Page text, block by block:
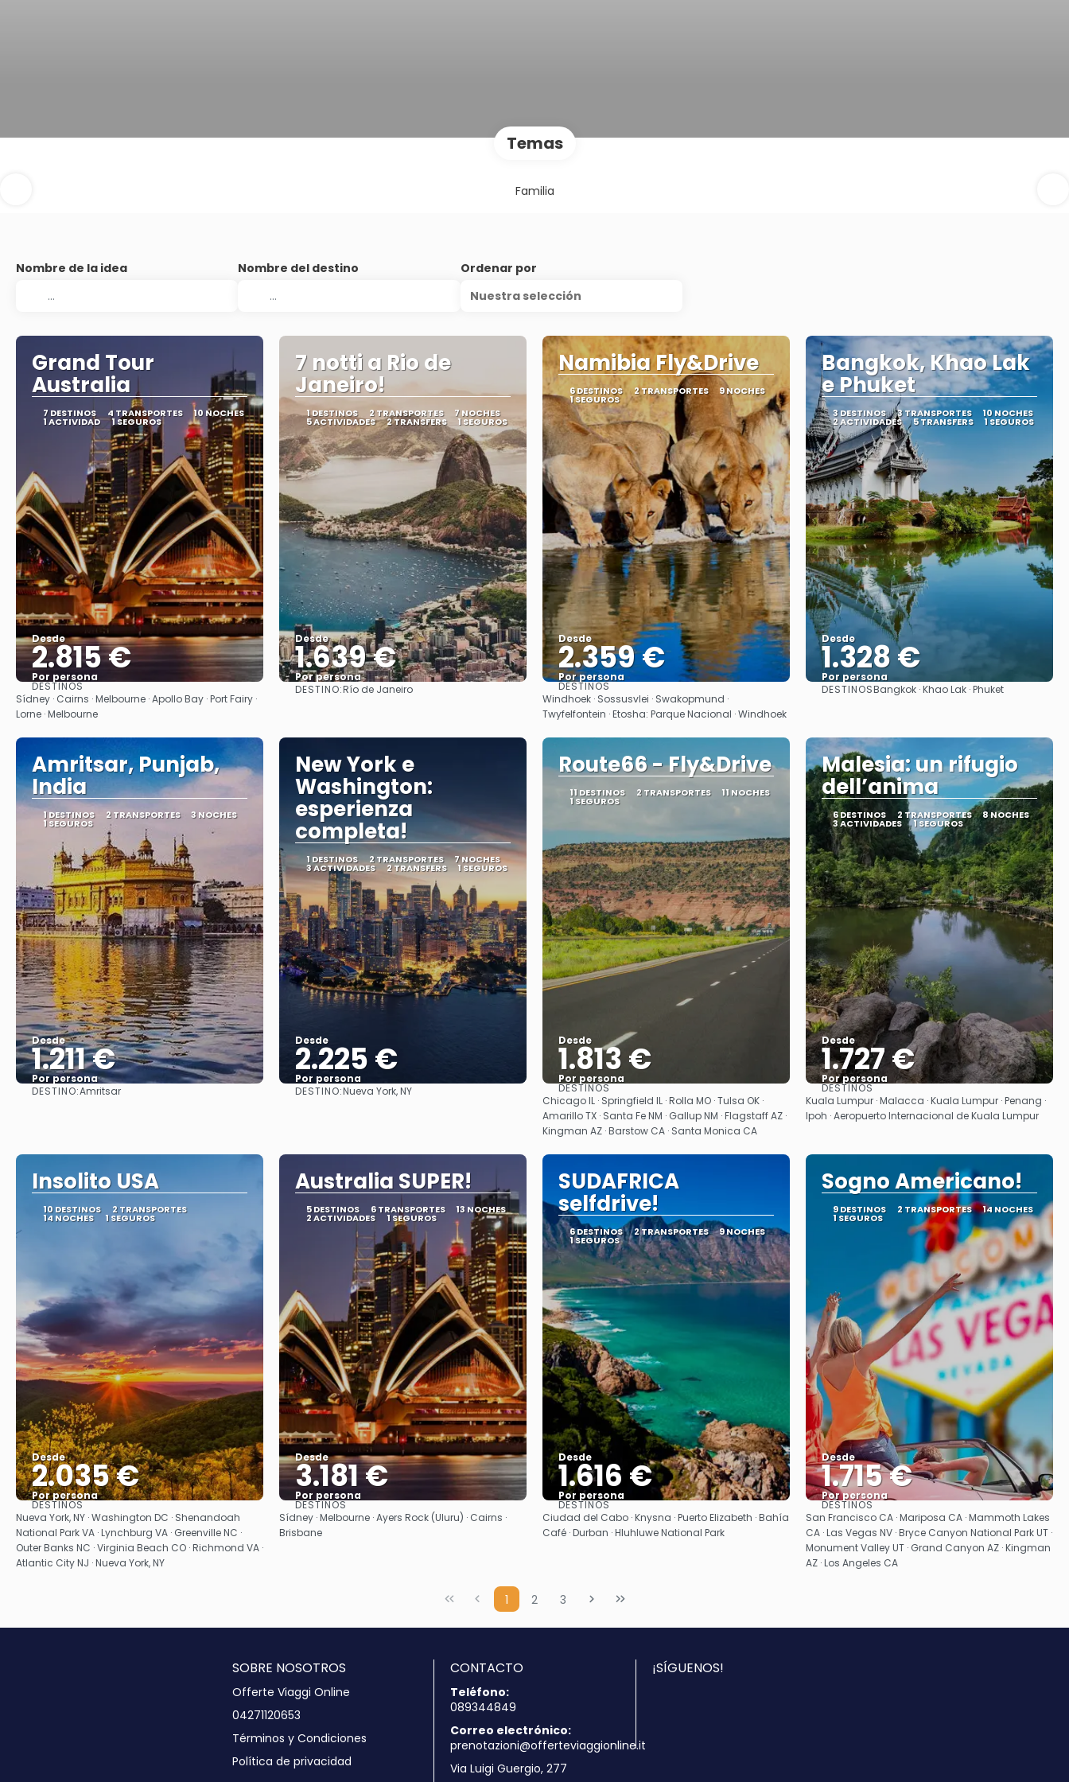
Temas
Familia
Nombre de la idea Nombre del destino
Ordenar por
Nuestra selección
Grand Tour
Australia
7 DESTINOS 4 TRANSPORTES 10 NOCHES
1 ACTIVIDAD 1 SEGUROS
Desde
2.815 €
Por persona
Ver
DESTINOS
Sídney · Cairns · Melbourne · Apollo Bay · Port Fairy ·
Lorne · Melbourne
7 notti a Rio de
Janeiro!
1 DESTINOS 2 TRANSPORTES 7 NOCHES
5 ACTIVIDADES 2 TRANSFERS 1 SEGUROS
Desde
1.639 €
Por persona
Ver
DESTINO:Río de Janeiro
Namibia Fly&Drive
6 DESTINOS 2 TRANSPORTES 9 NOCHES
1 SEGUROS
Desde
2.359 €
Por persona
Ver
DESTINOS
Windhoek · Sossusvlei · Swakopmund ·
Twyfelfontein · Etosha: Parque Nacional · Windhoek
Bangkok, Khao Lak
e Phuket
3 DESTINOS 3 TRANSPORTES 10 NOCHES
2 ACTIVIDADES 5 TRANSFERS 1 SEGUROS
Desde
1.328 €
Por persona
Ver
DESTINOSBangkok · Khao Lak · Phuket
Amritsar, Punjab,
India
1 DESTINOS 2 TRANSPORTES 3 NOCHES
1 SEGUROS
Desde
1.211 €
Por persona
DESTINO:Amritsar
New York e
Washington:
esperienza
completa!
1 DESTINOS 2 TRANSPORTES 7 NOCHES
3 ACTIVIDADES 2 TRANSFERS 1 SEGUROS
Desde
2.225 €
Por persona
Ver
DESTINO:Nueva York, NY
Route66 - Fly&Drive
11 DESTINOS 2 TRANSPORTES 11 NOCHES
1 SEGUROS
Desde
1.813 €
Por persona
Ver
DESTINOS
Chicago IL · Springfield IL · Rolla MO · Tulsa OK ·
Amarillo TX · Santa Fe NM · Gallup NM · Flagstaff AZ ·
Kingman AZ · Barstow CA · Santa Monica CA
Malesia: un rifugio
dell’anima
6 DESTINOS 2 TRANSPORTES 8 NOCHES
3 ACTIVIDADES 1 SEGUROS
Desde
1.727 €
Por persona
Ver
DESTINOS
Kuala Lumpur · Malacca · Kuala Lumpur · Penang ·
Ipoh · Aeropuerto Internacional de Kuala Lumpur
Insolito USA
10 DESTINOS 2 TRANSPORTES
14 NOCHES 1 SEGUROS
Desde
2.035 €
Por persona
Ver
DESTINOS
Nueva York, NY · Washington DC · Shenandoah
National Park VA · Lynchburg VA · Greenville NC ·
Outer Banks NC · Virginia Beach CO · Richmond VA ·
Atlantic City NJ · Nueva York, NY
Australia SUPER!
5 DESTINOS 6 TRANSPORTES 13 NOCHES
2 ACTIVIDADES 1 SEGUROS
Desde
3.181 €
Por persona
Ver
DESTINOS
Sídney · Melbourne · Ayers Rock (Uluru) · Cairns ·
Brisbane
SUDAFRICA
selfdrive!
6 DESTINOS 2 TRANSPORTES 9 NOCHES
1 SEGUROS
Desde
1.616 €
Por persona
Ver
DESTINOS
Ciudad del Cabo · Knysna · Puerto Elizabeth · Bahía
Café · Durban · Hluhluwe National Park
Sogno Americano!
9 DESTINOS 2 TRANSPORTES 14 NOCHES
1 SEGUROS
Desde
1.715 €
Por persona
Ver
DESTINOS
San Francisco CA · Mariposa CA · Mammoth Lakes
CA · Las Vegas NV · Bryce Canyon National Park UT ·
Monument Valley UT · Grand Canyon AZ · Kingman
AZ · Los Angeles CA
1 2 3
SOBRE NOSOTROS
Offerte Viaggi Online
04271120653
Términos y Condiciones
Política de privacidad
CONTACTO
Teléfono:
089344849
Correo electrónico:
prenotazioni@offerteviaggionline.it
Via Luigi Guergio, 277
¡SÍGUENOS!